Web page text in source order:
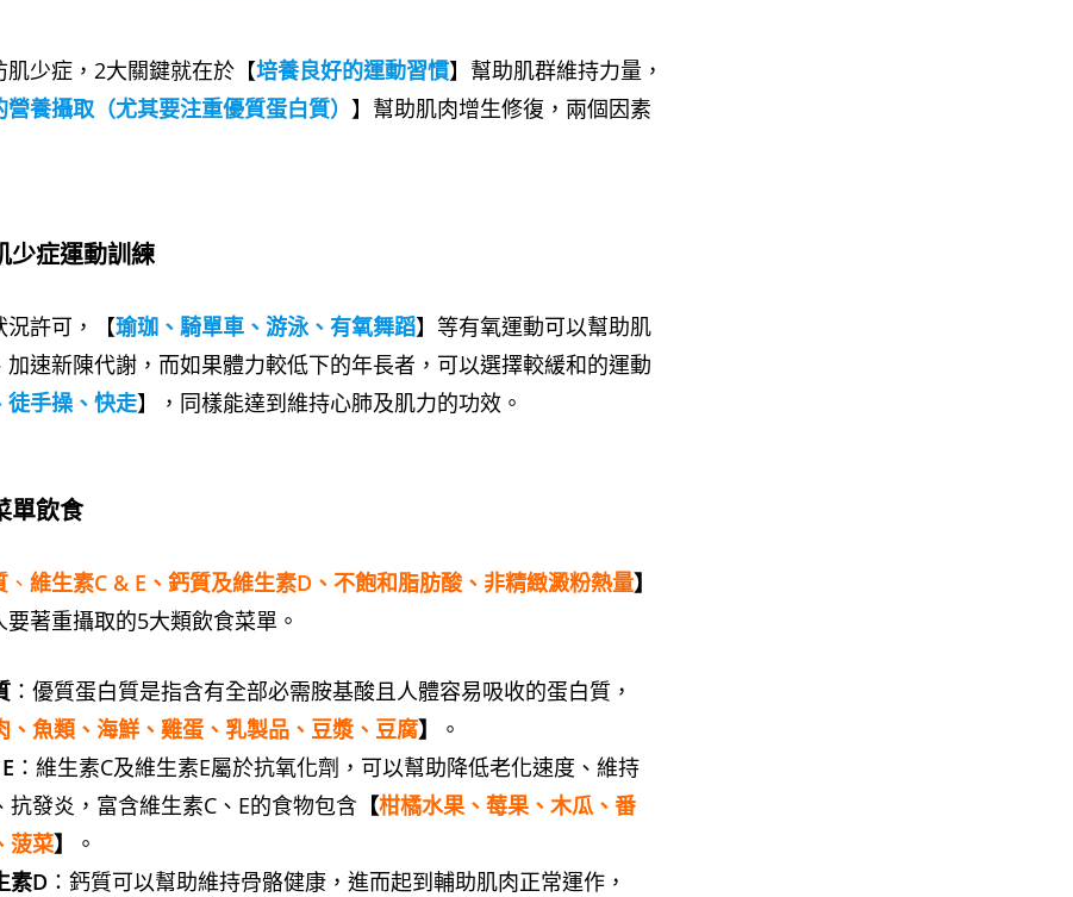
肌少症，2大關鍵就在於【培養良好的運動習慣】幫助肌群維持力量，
營養攝取（尤其要注重優質蛋白質） 】幫助肌肉增生修復，兩個因素
少症運動訓練
況許可，【瑜珈、騎單車、游泳、有氧舞蹈】等有氧運動可以幫助肌
加速新陳代謝，而如果體力較低下的年長者，可以選擇較緩和的運動
徒手操、快走】，同樣能達到維持心肺及肌力的功效。
單飲食
、 維生素C & E、鈣質及維生素D、不飽和脂肪酸、非精緻澱粉熱量】
著重攝取的5大類飲食菜單。
：優質蛋白質是指含有全部必需胺基酸且人體容易吸收的蛋白質，
、魚類、海鮮、雞蛋、乳製品、豆漿、豆腐】
。
：維生素C及維生素E屬於抗氧化劑，可以幫助降低老化速度、維持
抗發炎，富含維生素C、E的食物包含 【柑橘水果、莓果、木瓜、番
菠菜】
。
素D ：鈣質可以幫助維持骨骼健康，進而起到輔助肌肉正常運作，